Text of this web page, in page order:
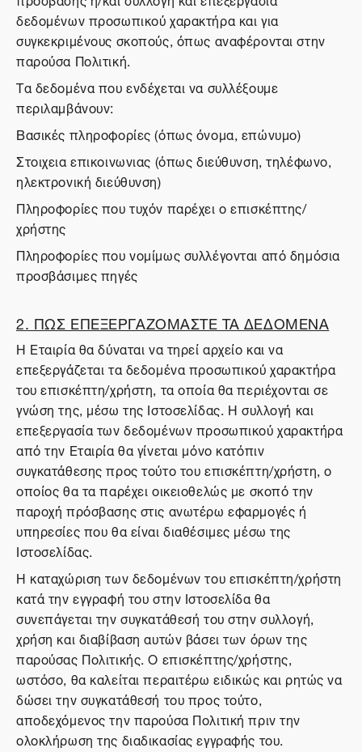
δεδομένων προσωπικού χαρακτήρα και για
συγκεκριμένους σκοπούς, όπως αναφέρονται στην
παρούσα Πολιτική.
Τα δεδομένα που ενδέχεται να συλλέξουμε
περιλαμβάνουν:
Βασικές πληροφορίες (όπως όνομα, επώνυμο)
Στοιχεια επικοινωνιας (όπως διεύθυνση, τηλέφωνο,
ηλεκτρονική διεύθυνση)
Πληροφορίες που τυχόν παρέχει ο επισκέπτης/
χρήστης
Πληροφορίες που νομίμως συλλέγονται από δημόσια
προσβάσιμες πηγές
2. ΠΩΣ ΕΠΕΞΕΡΓΑΖΟΜΑΣΤΕ ΤΑ ΔΕΔΟΜΕΝΑ
Η Εταιρία θα δύναται να τηρεί αρχείο και να
επεξεργάζεται τα δεδομένα προσωπικού χαρακτήρα
του επισκέπτη/χρήστη, τα οποία θα περιέχονται σε
γνώση της, μέσω της Ιστοσελίδας. Η συλλογή και
επεξεργασία των δεδομένων προσωπικού χαρακτήρα
από την Εταιρία θα γίνεται μόνο κατόπιν
συγκατάθεσης προς τούτο του επισκέπτη/χρήστη, ο
οποίος θα τα παρέχει οικειοθελώς με σκοπό την
παροχή πρόσβασης στις ανωτέρω εφαρμογές ή
υπηρεσίες που θα είναι διαθέσιμες μέσω της
Ιστοσελίδας.
Η καταχώριση των δεδομένων του επισκέπτη/χρήστη
κατά την εγγραφή του στην Ιστοσελίδα θα
συνεπάγεται την συγκατάθεσή του στην συλλογή,
χρήση και διαβίβαση αυτών βάσει των όρων της
παρούσας Πολιτικής. Ο επισκέπτης/χρήστης,
ωστόσο, θα καλείται περαιτέρω ειδικώς και ρητώς να
δώσει την συγκατάθεσή του προς τούτο,
αποδεχόμενος την παρούσα Πολιτική πριν την
ολοκλήρωση της διαδικασίας εγγραφής του.